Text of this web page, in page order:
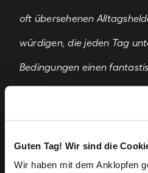
Guten Tag! Wir sind die
Wir haben mit dem Anklopfen
oft übersehenen
würdigen, die jeden Tag
Bedingungen einen
etwas, das wir hervorheben